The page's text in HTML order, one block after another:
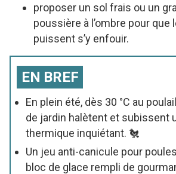
proposer un sol frais ou un
poussière à l’ombre pour que
puissent s’y enfouir.
EN BREF
En plein été, dès 30 °C au
de jardin halètent et subissent
thermique inquiétant. 🐔
Un jeu anti-canicule pour
bloc de glace rempli de